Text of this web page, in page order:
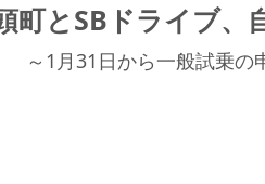
町とSBドライブ、
～1月31日から一般試乗の